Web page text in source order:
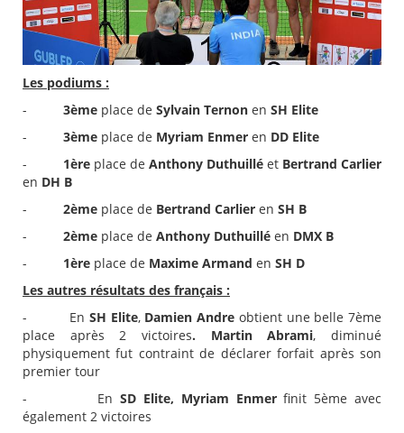
Les podiums :
- 3ème place de Sylvain Ternon en SH Elite
-
3ème place de Myriam Enmer en DD Elite
- 1ère place de Anthony Duthuillé et Bertrand Carlier
en DH B
- 2ème place de Bertrand Carlier en SH B
-
2ème place de Anthony Duthuillé en DMX B
-
1ère place de Maxime Armand en SH D
Les autres résultats des français :
- En SH Elite, Damien Andre obtient une belle 7ème
place après 2 victoires. Martin Abrami, diminué
physiquement fut contraint de déclarer forfait après son
premier tour
- EnSD Elite, Myriam Enmerfinit 5ème avec
également 2 victoires